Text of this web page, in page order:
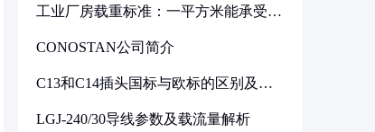
工业厂房载重标准：一平方米能承受多
CONOSTAN公司简介
C13和C14插头国标与欧标的区别及其
LGJ-240/30导线参数及载流量解析